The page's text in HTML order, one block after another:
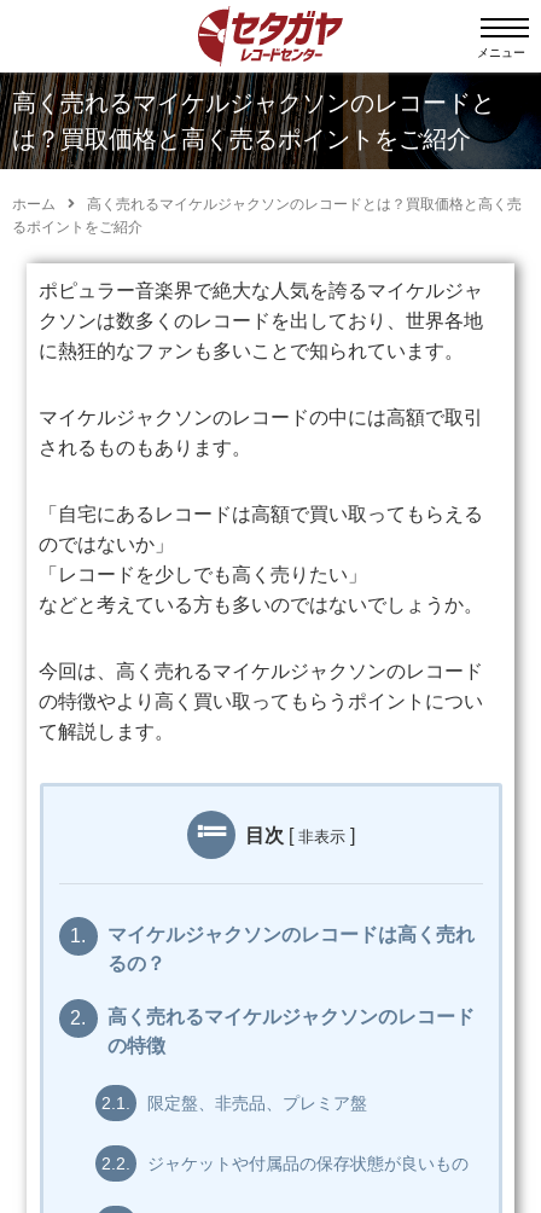
メニュー
高く売れるマイケルジャクソンのレコードと
は？買取価格と高く売るポイントをご紹介
ホーム
高く売れるマイケルジャクソンのレコードとは？買取価格と高く売
るポイントをご紹介
ポピュラー音楽界で絶大な人気を誇るマイケルジャ
クソンは数多くのレコードを出しており、世界各地
に熱狂的なファンも多いことで知られています。
マイケルジャクソンのレコードの中には高額で取引
されるものもあります。
「自宅にあるレコードは高額で買い取ってもらえる
のではないか」
「レコードを少しでも高く売りたい」
などと考えている方も多いのではないでしょうか。
今回は、高く売れるマイケルジャクソンのレコード
の特徴やより高く買い取ってもらうポイントについ
て解説します。
目次 [ 非表示 ]
1.
マイケルジャクソンのレコードは高く売れ
るの？
2.
高く売れるマイケルジャクソンのレコード
の特徴
2.1. 限定盤、非売品、プレミア盤
2.2. ジャケットや付属品の保存状態が良いもの